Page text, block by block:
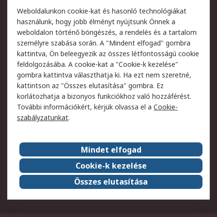
Szolgáltatások
Jogi
Adatvédelmi
szabályzat
Az RS értékesítési
feltételei
Cookie szabályzat
Email biztonság
Webhelyre vonatkozó
feltételek
Weboldal felhasználói
szabályzata
Képviseletek
Rólunk
Vállalatcsoport
Karrier
Díjak és elismerések
ESG globális célok
Weboldalunkon cookie-kat és hasonló technológiákat
használunk, hogy jobb élményt nyújtsunk Önnek a
weboldalon történő böngészés, a rendelés és a tartalom
személyre szabása során. A "Mindent elfogad" gombra
kattintva, Ön beleegyezik az összes létfontosságú cookie
feldolgozásába. A cookie-kat a "Cookie-k kezelése"
gombra kattintva választhatja ki. Ha ezt nem szeretné,
kattintson az "Összes elutasítása" gombra. Ez
korlátozhatja a bizonyos funkciókhoz való hozzáférést.
További információkért, kérjük olvassa el a Cookie-
szabályzatunkat.
Mindet elfogad
Cookie-k kezelése
Összes elutasítása